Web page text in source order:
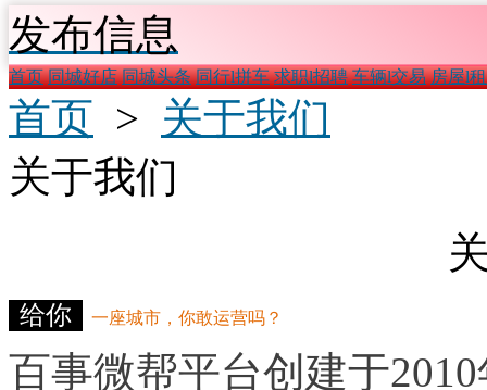
发布信息
首页 同城好店 同城头条 同行l拼车 求职l招聘 车辆l交易 房屋l
首页 > 关于我们
关于我们
给你 一座城市，你敢运营吗？
百事微帮平台创建于